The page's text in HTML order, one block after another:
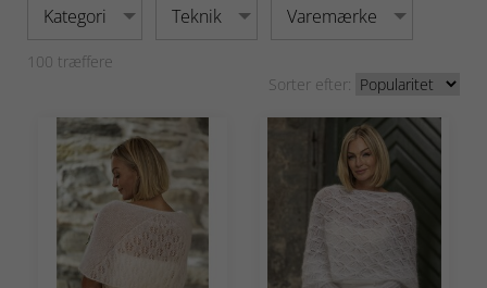
Kategori Teknik Varemærke
100 træffere
Sorter efter: